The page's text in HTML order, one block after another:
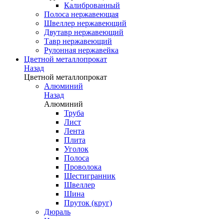
Калиброванный
Полоса нержавеющая
Швеллер нержавеющий
Двутавр нержавеющий
Тавр нержавеющий
Рулонная нержавейка
Цветной металлопрокат
Назад
Цветной металлопрокат
Алюминий
Назад
Алюминий
Труба
Лист
Лента
Плита
Уголок
Полоса
Проволока
Шестигранник
Швеллер
Шина
Пруток (круг)
Дюраль